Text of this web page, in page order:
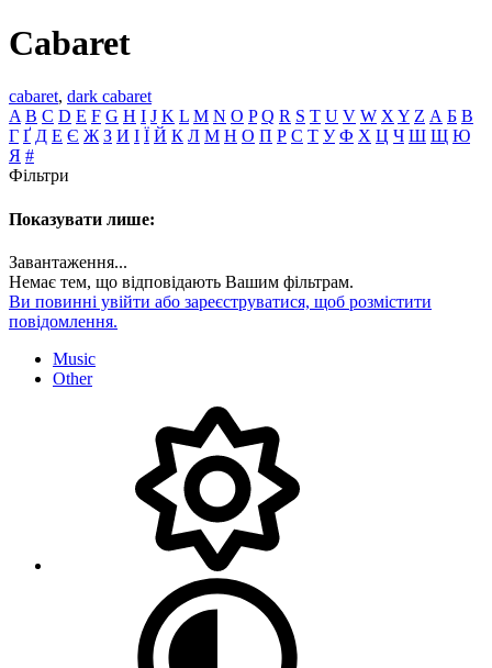
Cabaret
cabaret, dark cabaret
A B C D E F G H I J K L M N O P Q R S T U V W X Y Z А Б В
Г Ґ Д Е Є Ж З И І Ї Й К Л М Н О П Р С Т У Ф Х Ц Ч Ш Щ Ю
Я #
Фільтри
Показувати лише:
Завантаження...
Немає тем, що відповідають Вашим фільтрам.
Ви повинні увійти або зареєструватися, щоб розмістити
повідомлення.
Music
Other